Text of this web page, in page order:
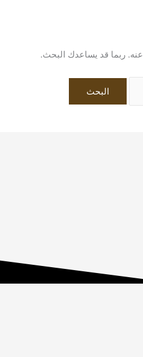
عنه. ربما قد يساعدك البحث.